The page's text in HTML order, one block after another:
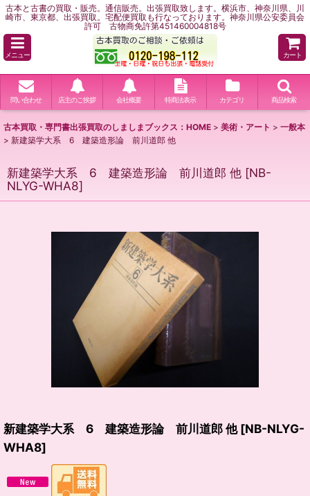
古本と古書の買取・販売。通信販売。出張買取致します。横浜市、神奈川県、川
崎市、東京都、出張買取。宅配便買取も行なっております。神奈川県公安委員会
許可 古物商免許第451460004818号
メニュー カート
問い合わせ 店主のご挨拶 会社概要 特商法表示 カテゴリ 商品検索
古本買取・専門書出張買取のしましまブックス：HOME > 美術・アート > 一般本
> 新建築学大系 6 建築造形論 前川道郎 他
新建築学大系 6 建築造形論 前川道郎 他 [NB-
NLYG-WHA8]
新建築学大系 6 建築造形論 前川道郎 他 [NB-NLYG-
WHA8]